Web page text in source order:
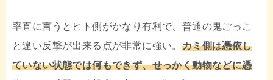
率直に言うとヒト側がかなり有利で、普通の鬼ごっこ
と違い反撃が出来る点が非常に強い。 カミ側は憑依し
ていない状態では何もできず、せっかく動物などに憑